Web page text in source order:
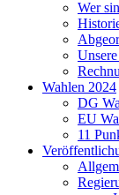
Wer
Wahlen 2024
DG
EU
11